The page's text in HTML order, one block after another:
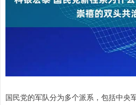
国民党的军队分为多个派系，包括中央